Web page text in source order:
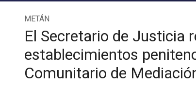
METÁN
El Secretario de Justicia
establecimientos
Comunitario de